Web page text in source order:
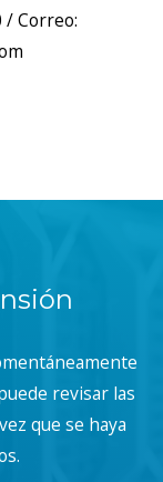
/ Correo:
revisar las
que se haya